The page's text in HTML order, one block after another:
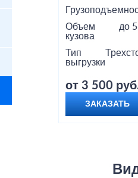
Объем
кузова
до
Тип
выгрузки
от 3 500
ЗАКАЗАТЬ